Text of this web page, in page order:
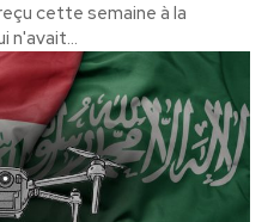
cette semaine à la
n'avait...